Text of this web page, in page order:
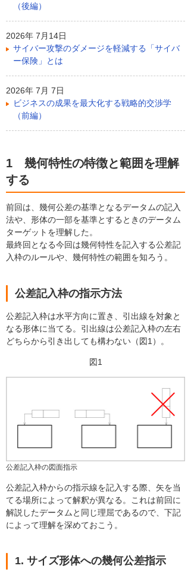
（後編）
2026年 7月14日
サイバー攻撃のダメージを軽減する「サイバ
ー保険」とは
2026年 7月 7日
ビジネスの成果を最大化する戦略的交渉学
（前編）
1 幾何特性の特徴と範囲を理解
する
前回は、幾何公差の基準となるデータムの記入
法や、形体の一部を基準とするときのデータム
ターゲットを理解した。
最終回となる今回は幾何特性を記入する公差記
入枠のルールや、幾何特性の範囲を知ろう。
公差記入枠の指示方法
公差記入枠は水平方向に置き、引出線を対象と
なる形体に当てる。引出線は公差記入枠の左右
どちらから引き出しても構わない（図1）。
図1
公差記入枠の図面指示
公差記入枠からの指示線を記入する際、矢を当
てる場所によって解釈が異なる。これは前回に
解説したデータムと同じ理屈であるので、下記
によって理解を深めておこう。
1. サイズ形体への幾何公差指示